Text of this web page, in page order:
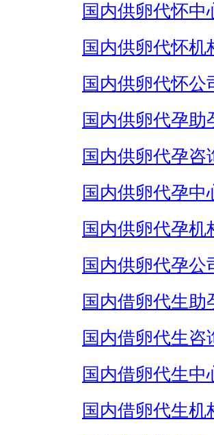
国内供卵代怀中
国内供卵代怀机
国内供卵代怀公
国内供卵代孕助
国内供卵代孕咨
国内供卵代孕中
国内供卵代孕机
国内供卵代孕公
国内借卵代生助
国内借卵代生咨
国内借卵代生中
国内借卵代生机